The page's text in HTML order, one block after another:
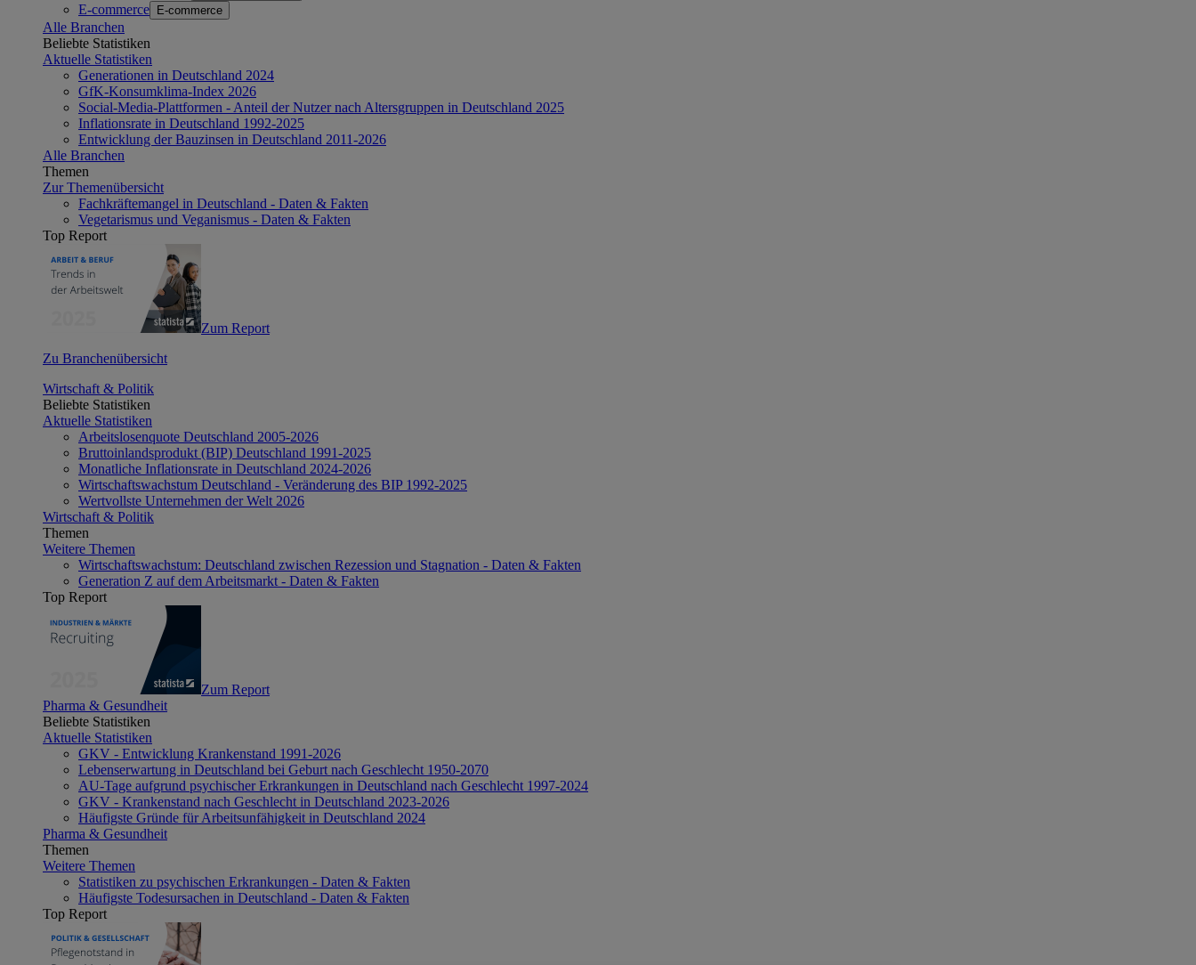
E-commerce E-commerce
Alle Branchen
Beliebte Statistiken
Aktuelle Statistiken
Generationen in Deutschland 2024
GfK-Konsumklima-Index 2026
Social-Media-Plattformen - Anteil der Nutzer nach Altersgruppen in Deutschland 2025
Inflationsrate in Deutschland 1992-2025
Entwicklung der Bauzinsen in Deutschland 2011-2026
Alle Branchen
Themen
Zur Themenübersicht
Fachkräftemangel in Deutschland - Daten & Fakten
Vegetarismus und Veganismus - Daten & Fakten
Top Report
Zum Report
Zu Branchenübersicht
Wirtschaft & Politik
Beliebte Statistiken
Aktuelle Statistiken
Arbeitslosenquote Deutschland 2005-2026
Bruttoinlandsprodukt (BIP) Deutschland 1991-2025
Monatliche Inflationsrate in Deutschland 2024-2026
Wirtschaftswachstum Deutschland - Veränderung des BIP 1992-2025
Wertvollste Unternehmen der Welt 2026
Wirtschaft & Politik
Themen
Weitere Themen
Wirtschaftswachstum: Deutschland zwischen Rezession und Stagnation - Daten & Fakten
Generation Z auf dem Arbeitsmarkt - Daten & Fakten
Top Report
Zum Report
Pharma & Gesundheit
Beliebte Statistiken
Aktuelle Statistiken
GKV - Entwicklung Krankenstand 1991-2026
Lebenserwartung in Deutschland bei Geburt nach Geschlecht 1950-2070
AU-Tage aufgrund psychischer Erkrankungen in Deutschland nach Geschlecht 1997-2024
GKV - Krankenstand nach Geschlecht in Deutschland 2023-2026
Häufigste Gründe für Arbeitsunfähigkeit in Deutschland 2024
Pharma & Gesundheit
Themen
Weitere Themen
Statistiken zu psychischen Erkrankungen - Daten & Fakten
Häufigste Todesursachen in Deutschland - Daten & Fakten
Top Report